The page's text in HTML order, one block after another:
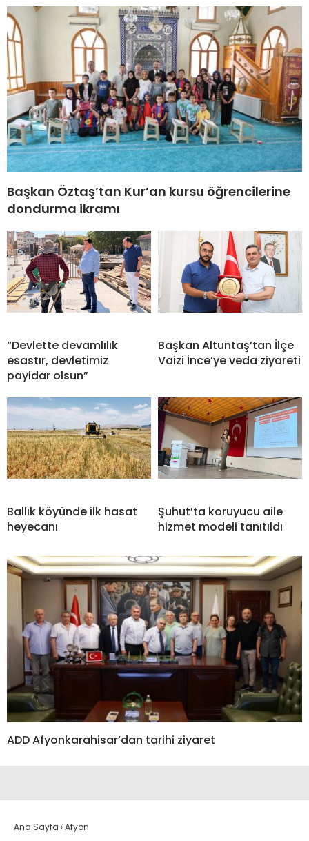
Başkan Öztaş’tan Kur’an kursu öğrencilerine
dondurma ikramı
“Devlette devamlılık
esastır, devletimiz
payidar olsun”
Başkan Altuntaş’tan İlçe
Vaizi İnce’ye veda ziyareti
Ballık köyünde ilk hasat
heyecanı
Şuhut’ta koruyucu aile
hizmet modeli tanıtıldı
ADD Afyonkarahisar’dan tarihi ziyaret
Ana Sayfa ›Afyon